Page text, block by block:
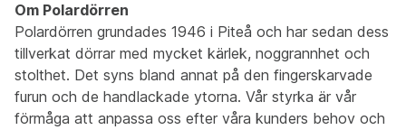
Om Polardörren
Polardörren grundades 1946 i Piteå och har sedan dess
tillverkat dörrar med mycket kärlek, noggrannhet och
stolthet. Det syns bland annat på den fingerskarvade
furun och de handlackade ytorna. Vår styrka är vår
förmåga att anpassa oss efter våra kunders behov och